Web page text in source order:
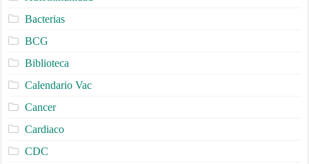
Bacterias
BCG
Biblioteca
Calendario Vac
Cancer
Cardiaco
CDC